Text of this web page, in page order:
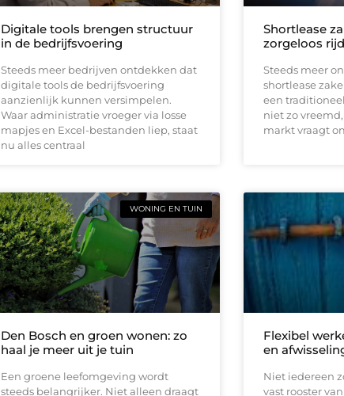
Digitale tools brengen structuur
in de bedrijfsvoering
Steeds meer bedrijven ontdekken dat
digitale tools de bedrijfsvoering
aanzienlijk kunnen versimpelen.
Waar administratie vroeger via losse
mapjes en Excel-bestanden liep, staat
nu alles centraal
Shortlease
zorgeloos
Steeds meer
shortlease
een
niet zo
markt vraagt
WONING EN TUIN
Den Bosch en groen wonen: zo
haal je meer uit je tuin
Een groene leefomgeving wordt
steeds belangrijker. Niet alleen draagt
Flexibel
en
Niet iedereen
vast rooster